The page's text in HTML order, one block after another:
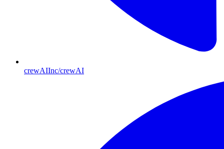
crewAIInc/crewAI